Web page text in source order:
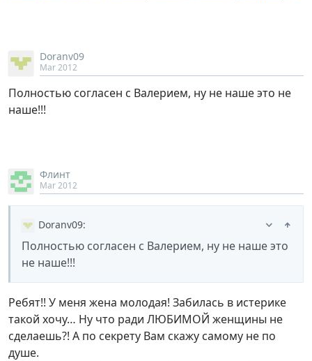
Doranv09
Mar 2012
Полностью согласен с Валерием, ну не наше это не
наше!!!
Флинт
Mar 2012
Doranv09:
Полностью согласен с Валерием, ну не наше это
не наше!!!
Ребят!! У меня жена молодая! Забилась в истерике
такой хочу… Ну что ради ЛЮБИМОЙ женщины не
сделаешь?! А по секрету Вам скажу самому не по
душе.